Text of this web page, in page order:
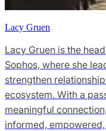
Lacy Gruen
Lacy Gruen is the
Sophos, where she
strengthen
ecosystem. With a
meaningful
informed,